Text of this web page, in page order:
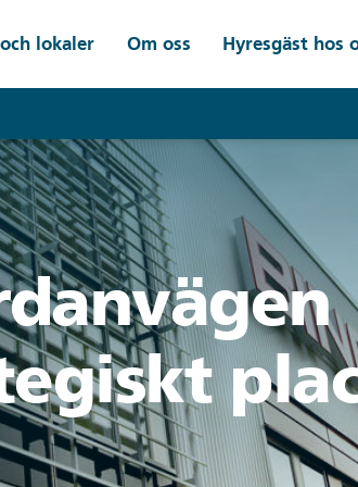
lokaler Om oss Hyresgäst hos